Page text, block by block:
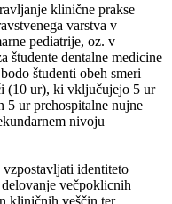
klinične prakse
varstva v
pediatrije, oz. v
študente dentalne medicine
študenti obeh smeri
(10 ur), ki vključujejo 5 ur
5 ur prehospitalne nujne
nivoju
vzpostavljati identiteto
večpoklicnih
kliničnih veščin ter